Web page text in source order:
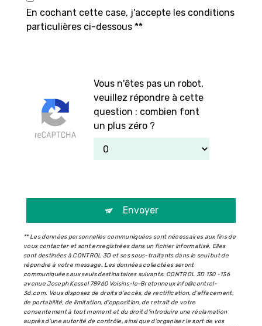
En cochant cette case, j'accepte les conditions
particulières ci-dessous **
Vous n'êtes pas un robot,
veuillez répondre à cette
question : combien font
un plus zéro ?
Envoyer
** Les données personnelles communiquées sont nécessaires aux fins de
vous contacter et sont enregistrées dans un fichier informatisé. Elles
sont destinées à CONTROL 3D et ses sous-traitants dans le seul but de
répondre à votre message. Les données collectées seront
communiquées aux seuls destinataires suivants: CONTROL 3D 130 -136
avenue Joseph Kessel 78960 Voisins-le-Bretonneux info@control-
3d.com. Vous disposez de droits d’accès, de rectification, d’effacement,
de portabilité, de limitation, d’opposition, de retrait de votre
consentement à tout moment et du droit d’introduire une réclamation
auprès d’une autorité de contrôle, ainsi que d’organiser le sort de vos